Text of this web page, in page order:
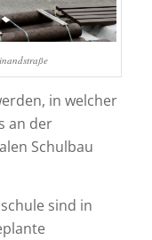
in welcher
an der
Schulbau
sind in